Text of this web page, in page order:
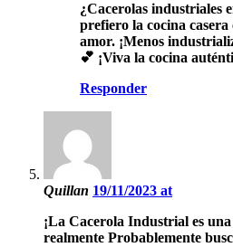
¿Cacerolas industriales
prefiero la cocina casera
amor. ¡Menos
💕 ¡Viva la cocina
Responder
Quillan 19/11/2023 at
¡La Cacerola Industrial es
realmente Probablemente